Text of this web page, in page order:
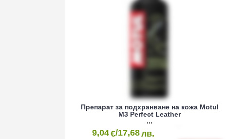
Препарат за подхранване на кожа Motul
M3 Perfect Leather
9,04€/17,68лв.